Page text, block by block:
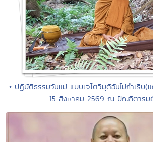
• ปฏิบัติธรรมวันแม่ แบบเจโตวิมุติอันไม่กำเริบ
15 สิงหาคม 2569 ณ ปัณฑิตารม